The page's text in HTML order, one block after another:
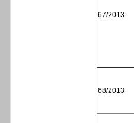
67/2013
68/2013